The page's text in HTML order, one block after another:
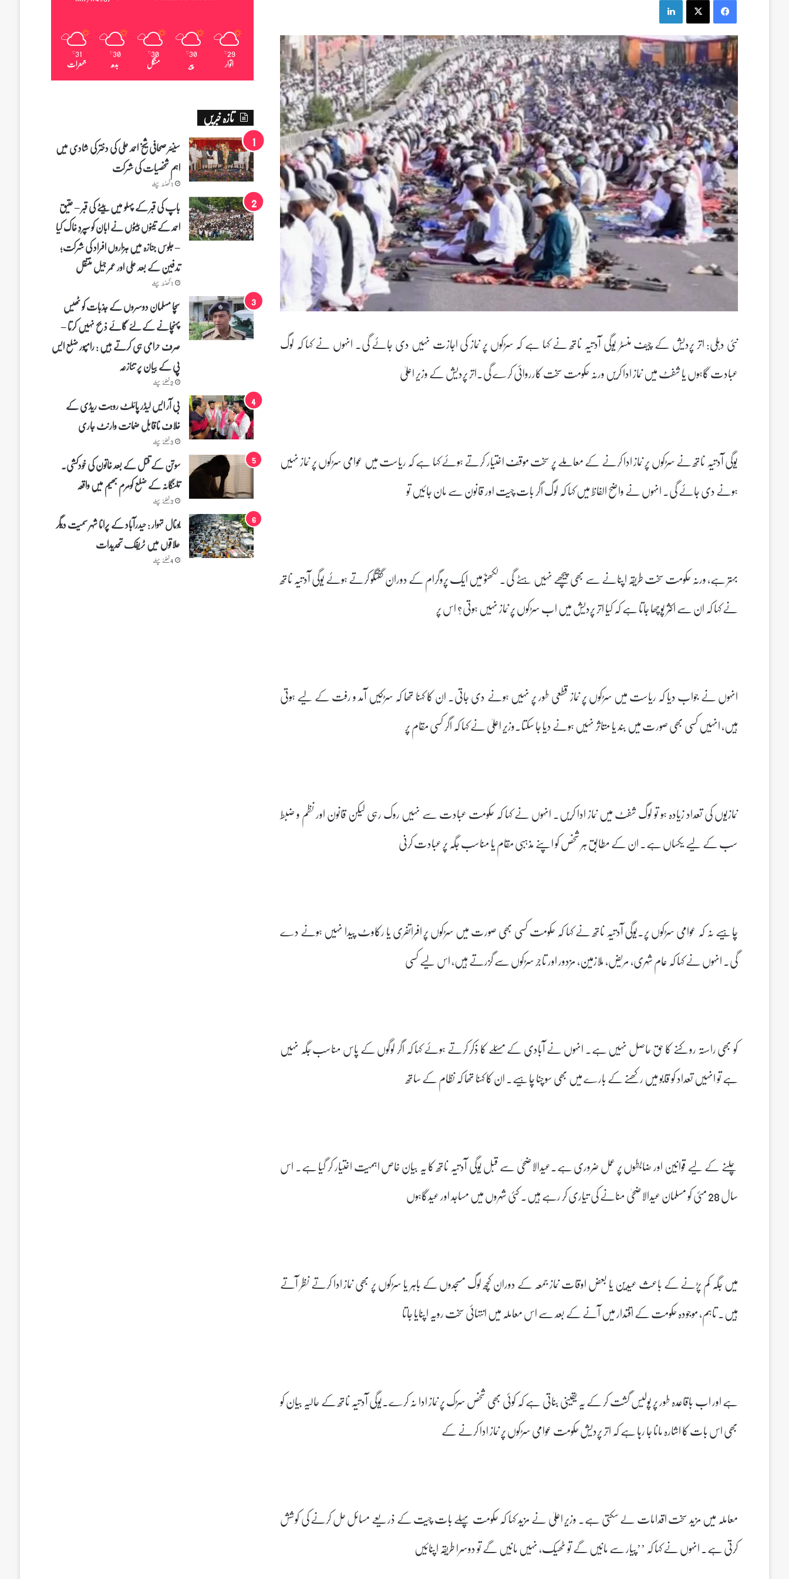
نئی دہلی: اتر پردیش کے چیف منسٹر یوگی آدتیہ ناتھ نے کہا ہے کہ سڑکوں پر نماز کی اجازت نہیں دی جائے گی۔ انہوں نے کہا کہ لوگ
عبادت گاہوں یا شفٹ میں نماز ادا کریں ورنہ حکومت سخت کارروائی کرے گی۔اتر پردیش کے وزیر اعلیٰ
یوگی آدتیہ ناتھ نے سڑکوں پر نماز ادا کرنے کے معاملے پر سخت موقف اختیار کرتے ہوئے کہا ہے کہ ریاست میں عوامی سڑکوں پر نماز نہیں
ہونے دی جائے گی۔ انہوں نے واضح الفاظ میں کہا کہ لوگ اگر بات چیت اور قانون سے مان جائیں تو
بہتر ہے، ورنہ حکومت سخت طریقہ اپنانے سے بھی پیچھے نہیں ہٹے گی۔لکھنؤ میں ایک پروگرام کے دوران گفتگو کرتے ہوئے یوگی آدتیہ ناتھ
نے کہا کہ ان سے اکثر پوچھا جاتا ہے کہ کیا اتر پردیش میں اب سڑکوں پر نماز نہیں ہوتی؟ اس پر
انہوں نے جواب دیا کہ ریاست میں سڑکوں پر نماز قطعی طور پر نہیں ہونے دی جاتی۔ ان کا کہنا تھا کہ سڑکیں آمد و رفت کے لیے ہوتی
ہیں، انہیں کسی بھی صورت میں بند یا متاثر نہیں ہونے دیا جا سکتا۔وزیر اعلیٰ نے کہا کہ اگر کسی مقام پر
نمازیوں کی تعداد زیادہ ہو تو لوگ شفٹ میں نماز ادا کریں۔ انہوں نے کہا کہ حکومت عبادت سے نہیں روک رہی لیکن قانون اور نظم و ضبط
سب کے لیے یکساں ہے۔ ان کے مطابق ہر شخص کو اپنے مذہبی مقام یا مناسب جگہ پر عبادت کرنی
چاہیے نہ کہ عوامی سڑکوں پر۔یوگی آدتیہ ناتھ نے کہا کہ حکومت کسی بھی صورت میں سڑکوں پر افراتفری یا رکاوٹ پیدا نہیں ہونے دے
گی۔ انہوں نے کہا کہ عام شہری، مریض، ملازمین، مزدور اور تاجر سڑکوں سے گزرتے ہیں، اس لیے کسی
کو بھی راستہ روکنے کا حق حاصل نہیں ہے۔ انہوں نے آبادی کے مسئلے کا ذکر کرتے ہوئے کہا کہ اگر لوگوں کے پاس مناسب جگہ نہیں
ہے تو انہیں تعداد کو قابو میں رکھنے کے بارے میں بھی سوچنا چاہیے۔ ان کا کہنا تھا کہ نظام کے ساتھ
چلنے کے لیے قوانین اور ضابطوں پر عمل ضروری ہے۔عیدالاضحیٰ سے قبل یوگی آدتیہ ناتھ کا یہ بیان خاص اہمیت اختیار کر گیا ہے۔ اس
سال 28 مئی کو مسلمان عیدالاضحیٰ منانے کی تیاری کر رہے ہیں۔ کئی شہروں میں مساجد اور عیدگاہوں
میں جگہ کم پڑنے کے باعث عیدین یا بعض اوقات نماز جمعہ کے دوران کچھ لوگ مسجدوں کے باہر یا سڑکوں پر بھی نماز ادا کرتے نظر آتے
ہیں۔ تاہم، موجودہ حکومت کے اقتدار میں آنے کے بعد سے اس معاملہ میں انتہائی سخت رویہ اپنایا جاتا
ہے اور اب باقاعدہ طور پر پولیس گشت کر کے یہ یقینی بناتی ہے کہ کوئی بھی شخص سڑک پر نماز ادا نہ کرے۔یوگی آدتیہ ناتھ کے حالیہ بیان کو
بھی اس بات کا اشارہ مانا جا رہا ہے کہ اتر پردیش حکومت عوامی سڑکوں پر نماز ادا کرنے کے
معاملہ میں مزید سخت اقدامات لے سکتی ہے۔ وزیر اعلیٰ نے مزید کہا کہ حکومت پہلے بات چیت کے ذریعے مسائل حل کرنے کی کوشش
کرتی ہے۔ انہوں نے کہا کہ ’’پیار سے مانیں گے تو ٹھیک، نہیں مانیں گے تو دوسرا طریقہ اپنائیں
29
℃
اتوار
30
℃
پیر
30
℃
منگل
30
℃
بدھ
31
℃
جمعرات
تازہ خبریں
سینئر صحافی شیخ احمد علی کی دختر کی شادی میں
اہم شخصیات کی شرکت
1 گھنٹہ پہلے
باپ کی قبر کے پہلو میں بیٹے کی قبر – عتیق
احمد کے تینوں بیٹوں نے ابان کو سپردِ خاک کیا
– جلوس جنازہ میں ہزاروں افراد کی شرکت؛
تدفین کے بعد علی اور عمر جیل منتقل
1 گھنٹہ پہلے
سچا مسلمان دوسروں کے جذبات کو ٹھیس
پہنچانے کے لئے گائے ذبح نہیں کرتا –
صرف حرامی ہی کرتے ہیں : رامپور ضلع ایس
پی کے بیان پر تنازعہ
2 گھنٹے پہلے
بی آر ایس لیڈر پائلٹ روہت ریڈی کے
خلاف ناقابل ضمانت وارنٹ جاری
3 گھنٹے پہلے
سوتن کے قتل کے بعد خاتون کی خودکشی۔
تلنگانہ کے ضلع کومرم بھیم میں واقعہ
3 گھنٹے پہلے
بونال تہوار : حیدرآباد کے پرانا شہر سمیت دیگر
علاقوں میں ٹریفک تحدیدات
4 گھنٹے پہلے